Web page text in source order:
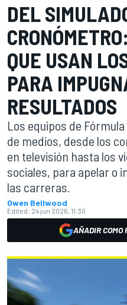
DEL
QUE USAN
PARA
RESULTADOS
Los equipos de
de medios, desde los
en televisión hasta los
sociales, para apelar o
las carreras.
Owen Bellwood
Edited: 24 jun 2026, 11:30
AÑADIR COMO